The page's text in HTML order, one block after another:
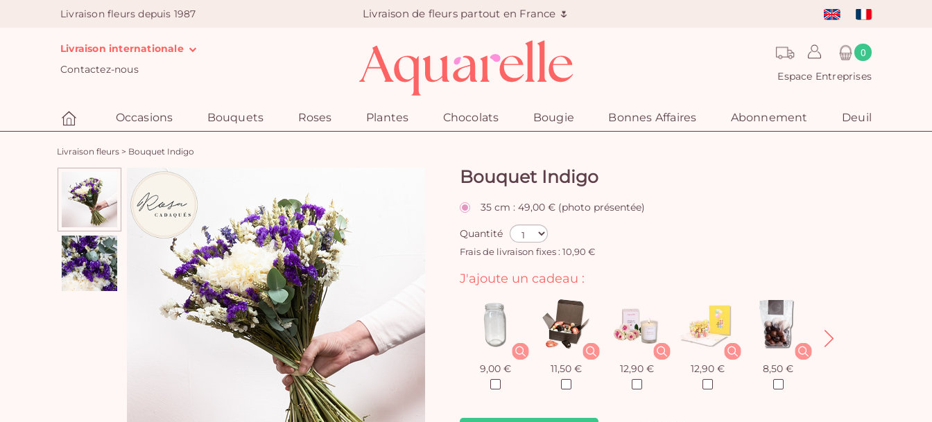
Livraison fleurs depuis 1987 Livraison de fleurs partout en France 🌷
Livraison internationale
Contactez-nous
0
Espace Entreprises
Occasions Bouquets Roses Plantes Chocolats Bougie Bonnes Affaires Abonnement Deuil
Livraison fleurs > Bouquet Indigo
Bouquet Indigo
35 cm : 49,00 € (photo présentée)
Quantité
Frais de livraison fixes : 10,90 €
J'ajoute un cadeau :
9,00 € 11,50 € 12,90 € 12,90 € 8,50 €